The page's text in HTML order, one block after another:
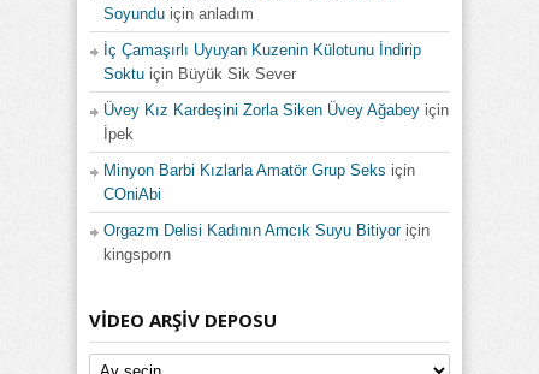
Soyundu için anladım
İç Çamaşırlı Uyuyan Kuzenin Külotunu İndirip
Soktu için Büyük Sik Sever
Üvey Kız Kardeşini Zorla Siken Üvey Ağabey için
İpek
Minyon Barbi Kızlarla Amatör Grup Seks için
COniAbi
Orgazm Delisi Kadının Amcık Suyu Bitiyoriçin
kingsporn
VIDEO ARŞIV DEPOSU
Video